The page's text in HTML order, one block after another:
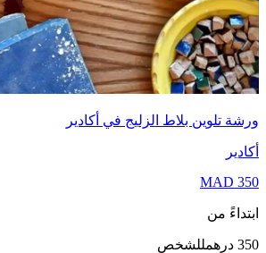
تلوين بلاط الزليج في أكادير
MAD
من
درهمللشخص